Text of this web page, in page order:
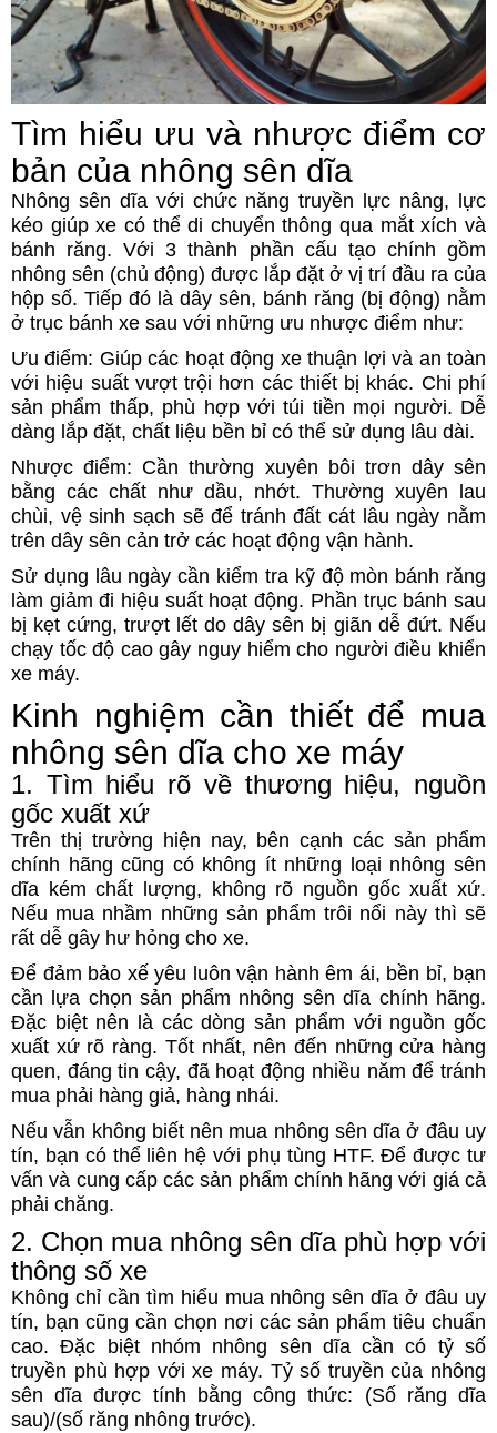
Tìm hiểu ưu và nhược điểm cơ
bản của nhông sên dĩa
Nhông sên dĩa với chức năng truyền lực nâng, lực
kéo giúp xe có thể di chuyển thông qua mắt xích và
bánh răng. Với 3 thành phần cấu tạo chính gồm
nhông sên (chủ động) được lắp đặt ở vị trí đầu ra của
hộp số. Tiếp đó là dây sên, bánh răng (bị động) nằm
ở trục bánh xe sau với những ưu nhược điểm như:
Ưu điểm: Giúp các hoạt động xe thuận lợi và an toàn
với hiệu suất vượt trội hơn các thiết bị khác. Chi phí
sản phẩm thấp, phù hợp với túi tiền mọi người. Dễ
dàng lắp đặt, chất liệu bền bỉ có thể sử dụng lâu dài.
Nhược điểm: Cần thường xuyên bôi trơn dây sên
bằng các chất như dầu, nhớt. Thường xuyên lau
chùi, vệ sinh sạch sẽ để tránh đất cát lâu ngày nằm
trên dây sên cản trở các hoạt động vận hành.
Sử dụng lâu ngày cần kiểm tra kỹ độ mòn bánh răng
làm giảm đi hiệu suất hoạt động. Phần trục bánh sau
bị kẹt cứng, trượt lết do dây sên bị giãn dễ đứt. Nếu
chạy tốc độ cao gây nguy hiểm cho người điều khiển
xe máy.
Kinh nghiệm cần thiết để mua
nhông sên dĩa cho xe máy
1. Tìm hiểu rõ về thương hiệu, nguồn
gốc xuất xứ
Trên thị trường hiện nay, bên cạnh các sản phẩm
chính hãng cũng có không ít những loại nhông sên
dĩa kém chất lượng, không rõ nguồn gốc xuất xứ.
Nếu mua nhầm những sản phẩm trôi nổi này thì sẽ
rất dễ gây hư hỏng cho xe.
Để đảm bảo xế yêu luôn vận hành êm ái, bền bỉ, bạn
cần lựa chọn sản phẩm nhông sên dĩa chính hãng.
Đặc biệt nên là các dòng sản phẩm với nguồn gốc
xuất xứ rõ ràng. Tốt nhất, nên đến những cửa hàng
quen, đáng tin cậy, đã hoạt động nhiều năm để tránh
mua phải hàng giả, hàng nhái.
Nếu vẫn không biết nên mua nhông sên dĩa ở đâu uy
tín, bạn có thể liên hệ với phụ tùng HTF. Để được tư
vấn và cung cấp các sản phẩm chính hãng với giá cả
phải chăng.
2. Chọn mua nhông sên dĩa phù hợp với
thông số xe
Không chỉ cần tìm hiểu mua nhông sên dĩa ở đâu uy
tín, bạn cũng cần chọn nơi các sản phẩm tiêu chuẩn
cao. Đặc biệt nhóm nhông sên dĩa cần có tỷ số
truyền phù hợp với xe máy. Tỷ số truyền của nhông
sên dĩa được tính bằng công thức: (Số răng dĩa
sau)/(số răng nhông trước).